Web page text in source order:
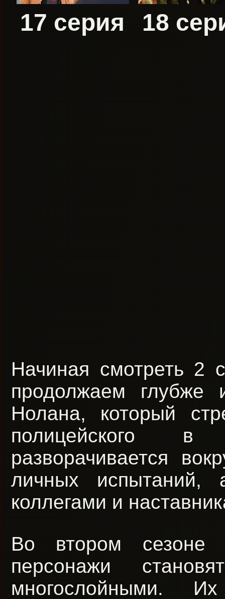
17 серия 18
Начиная смотреть 2
продолжаем глубже
Нолана, который
полицейского в
разворачивается
личных испытаний,
коллегами и
Во втором
персонажи
многослойными.